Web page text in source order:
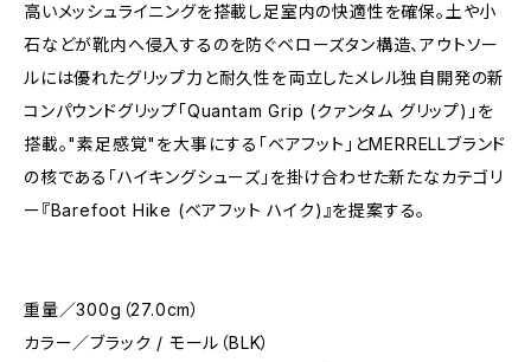
高いメッシュライニングを搭載し足室内の快適性を確保。土や小
石などが靴内へ侵入するのを防ぐベローズタン構造、アウトソー
ルには優れたグリップ力と耐久性を両立したメレル独自開発の新
コンパウンドグリップ「Quantam Grip (クァンタム グリップ)」を
搭載。"素足感覚"を大事にする「ベアフット」とMERRELLブランド
の核である「ハイキングシューズ」を掛け合わせた新たなカテゴリ
ー『Barefoot Hike (ベアフット ハイク)』を提案する。
重量／300g（27.0cm）
カラー／ブラック / モール（BLK）